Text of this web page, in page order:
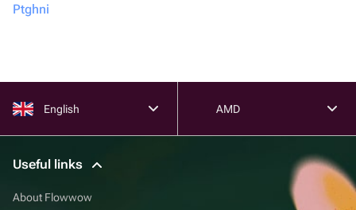
Ptghni
English AMD
Useful links
About Flowwow